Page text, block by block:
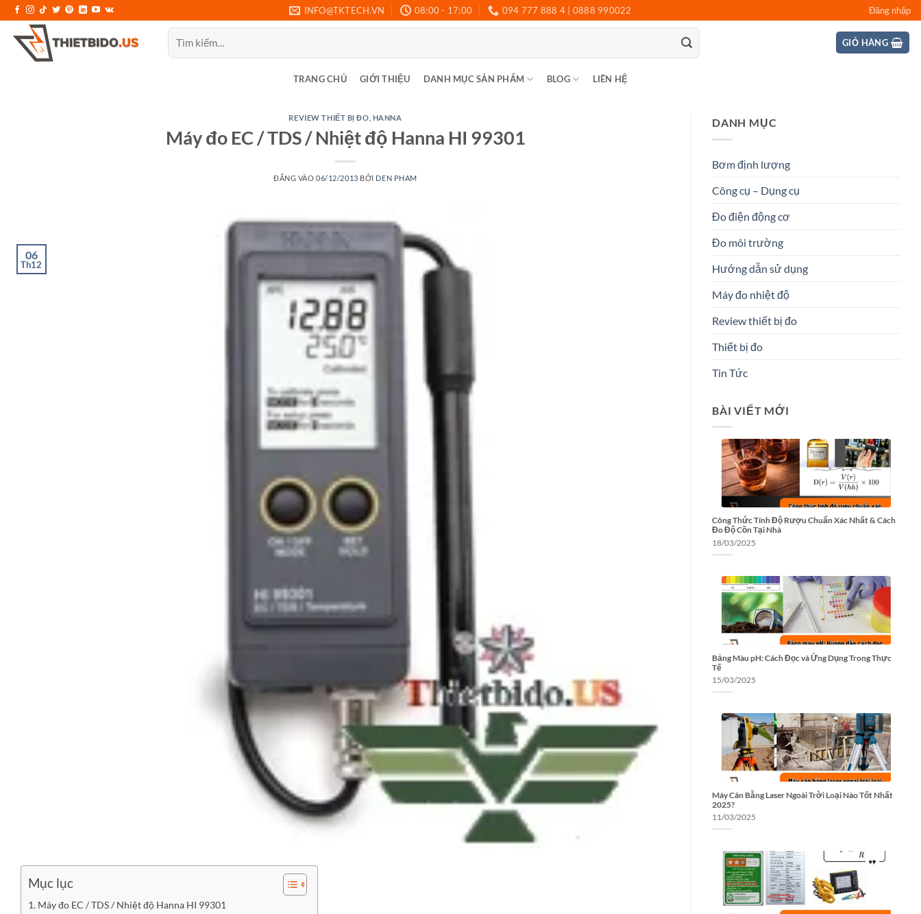
qua
nội
INFO@TKTECH.VN 08:00 - 17:00 094 777 888 4 | 0888 990022 Đăng nhập
Tìm
kiếm:
GIỎ HÀNG
TRANG CHỦ GIỚI THIỆU DANH MỤC SẢN PHẨM BLOG LIÊN HỆ
REVIEW THIẾT BỊ ĐO HANNA
Máy đo EC / TDS / Nhiệt độ Hanna HI 99301
ĐĂNG VÀO06/12/2013 BỞI DEN PHAM
06
Th12
Mục lục
Máy đo EC / TDS / Nhiệt độ Hanna HI 99301
DANH MỤC
Bơm định lượng
Công cụ – Dụng cụ
Đo điện động cơ
Đo môi trường
Hướng dẫn sử dụng
Máy đo nhiệt độ
Review thiết bị đo
Thiết bị đo
Tin Tức
BÀI VIẾT MỚI
Công Thức Tính Độ Rượu Chuẩn Xác Nhất & Cách
Đo Độ Cồn Tại Nhà
18/03/2025
Bảng Màu pH: Cách Đọc và Ứng Dụng Trong Thực
Tế
15/03/2025
Máy Cân Bằng Laser Ngoài Trời Loại Nào Tốt Nhất
2025?
11/03/2025